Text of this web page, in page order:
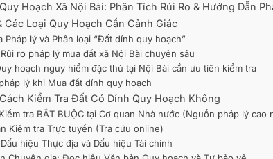
Hoạch Xã Nội Bài: Phân Tích Rủi Ro & Hướng Dẫn
Các Loại Quy Hoạch Cần Cảnh Giác
Pháp lý và Phân loại “Đất dính quy hoạch”
ro pháp lý mua đất xã Nội Bài chuyên sâu
hoạch nguy hiểm đặc thù tại Nội Bài cần ưu tiên kiểm tra
lý khi Mua đất dính quy hoạch
Kiểm Tra Đất Có Dính Quy Hoạch Không
tra BẮT BUỘC tại Cơ quan Nhà nước (Nguồn pháp lý cao
Kiểm tra Trực tuyến (Tra cứu online)
hiệu Thực địa và Dấu hiệu Tài chính